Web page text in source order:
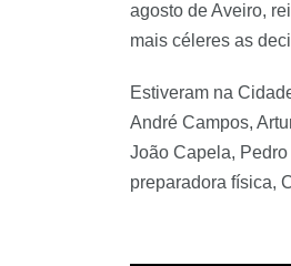
agosto de Aveiro,
mais céleres as
Estiveram na
André Campos,
João Capela,
preparadora física,